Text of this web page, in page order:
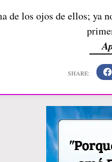
de los ojos de ellos; ya